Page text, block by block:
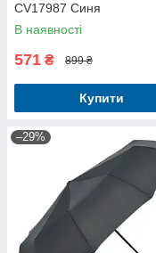
CV17987 Синя
В наявності
571 ₴ 899 ₴
Купити
–29%